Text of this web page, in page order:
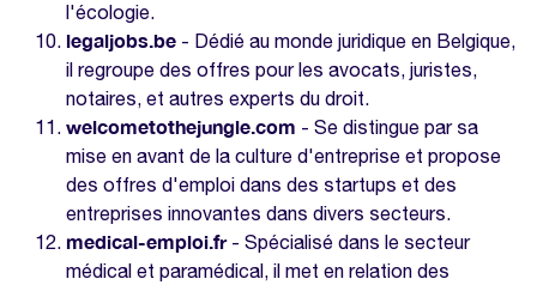
l'écologie.
legaljobs.be - Dédié au monde juridique en Belgique,
il regroupe des offres pour les avocats, juristes,
notaires, et autres experts du droit.
welcometothejungle.com - Se distingue par sa
mise en avant de la culture d'entreprise et propose
des offres d'emploi dans des startups et des
entreprises innovantes dans divers secteurs.
medical-emploi.fr- Spécialisé dans le secteur
médical et paramédical, il met en relation des